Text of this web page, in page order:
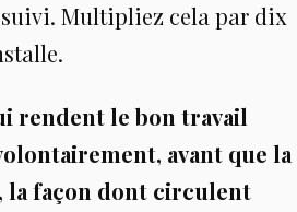
suivi. Multipliez cela par dix
rendent le bon travail
avant que la
la façon dont circulent